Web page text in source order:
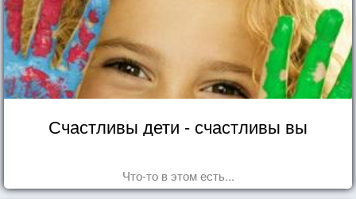
Счастливы дети - счастливы вы
Что-то в этом есть...